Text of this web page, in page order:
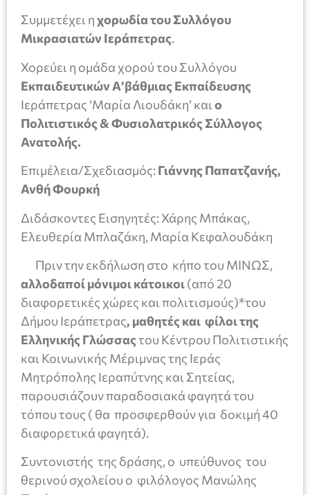
Συμμετέχει ηχορωδία του Συλλόγου
Μικρασιατών Ιεράπετρας.
Χορεύει η ομάδα χορού του Συλλόγου
Εκπαιδευτικών Α’βάθμιας Εκπαίδευσης
Ιεράπετρας ‘Μαρία Λιουδάκη’ και ο
Πολιτιστικός & Φυσιολατρικός Σύλλογος
Ανατολής.
Επιμέλεια/Σχεδιασμός:Γιάννης Παπατζανής,
Ανθή Φουρκή
Διδάσκοντες Εισηγητές: Χάρης Μπάκας,
Ελευθερία Μπλαζάκη, Μαρία Κεφαλουδάκη
Πριν την εκδήλωση στο κήπο του ΜΙΝΩΣ,
αλλοδαποί μόνιμοι κάτοικοι(από 20
διαφορετικές χώρες και πολιτισμούς)*του
Δήμου Ιεράπετρας, μαθητές και φίλοι της
Ελληνικής Γλώσσαςτου Κέντρου Πολιτιστικής
και Κοινωνικής Μέριμνας της Ιεράς
Μητρόπολης Ιεραπύτνης και Σητείας,
παρουσιάζουν παραδοσιακά φαγητά του
τόπου τους ( θα προσφερθούν για δοκιμή 40
διαφορετικά φαγητά).
Συντονιστής της δράσης, ο υπεύθυνος του
θερινού σχολείου ο φιλόλογος Μανώλης